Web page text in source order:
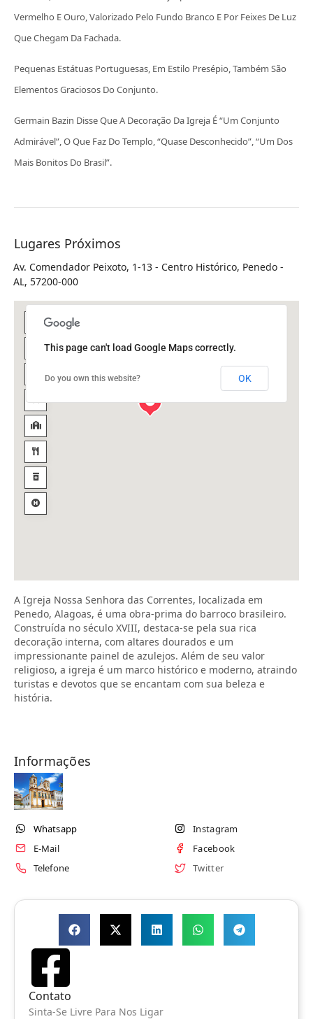
Vermelho E Ouro, Valorizado Pelo Fundo Branco E Por Feixes De Luz
Que Chegam Da Fachada.
Pequenas Estátuas Portuguesas, Em Estilo Presépio, Também São
Elementos Graciosos Do Conjunto.
Germain Bazin Disse Que A Decoração Da Igreja É “um Conjunto
Admirável”, O Que Faz Do Templo, “quase Desconhecido”, “um Dos
Mais Bonitos Do Brasil”.
Lugares Próximos
Av. Comendador Peixoto, 1-13 - Centro Histórico, Penedo -
AL, 57200-000
This page can't load Google Maps correctly.
Do you own this website? OK
A Igreja Nossa Senhora das Correntes, localizada em
Penedo, Alagoas, é uma obra-prima do barroco brasileiro.
Construída no século XVIII, destaca-se pela sua rica
decoração interna, com altares dourados e um
impressionante painel de azulejos. Além de seu valor
religioso, a igreja é um marco histórico e moderno, atraindo
turistas e devotos que se encantam com sua beleza e
história.
Informações
Whatsapp
E-Mail
Telefone
Instagram
Facebook
Twitter
Contato
Sinta-Se Livre Para Nos Ligar